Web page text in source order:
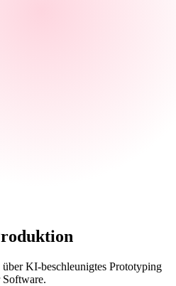
KI-beschleunigtes Prototyping
Software.